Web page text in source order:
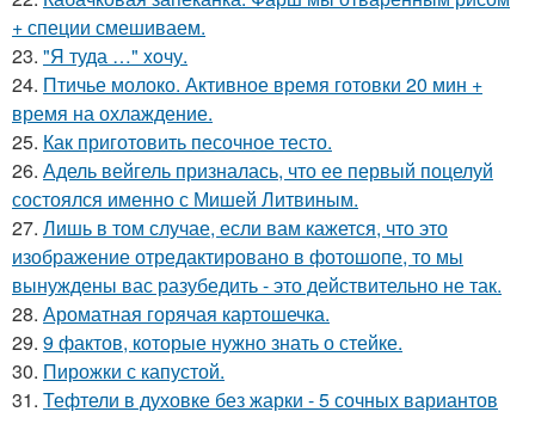
+ специи смешиваем.
23. "Я туда …" xoчу.
24. Птичье молоко. Активное время готовки 20 мин +
время на охлаждение.
25. Как приготовить песочное тесто.
26. Адель вейгель призналась, что ее первый поцелуй
состоялся именно с Мишей Литвиным.
27. Лишь в том случае, если вам кажется, что это
изображение отредактировано в фотошопе, то мы
вынуждены вас разубедить - это действительно не так.
28. Ароматная горячая картошечка.
29. 9 фактов, которые нужно знать о стейке.
30. Пирожки с капустой.
31. Тефтели в духовке без жарки - 5 сочных вариантов